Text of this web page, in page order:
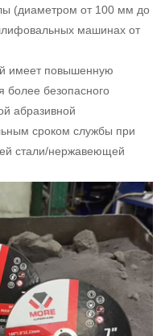
(диаметром от 100 мм до
машинах от
имеет повышенную
более безопасного
абразивной
сроком службы при
стали/нержавеющей